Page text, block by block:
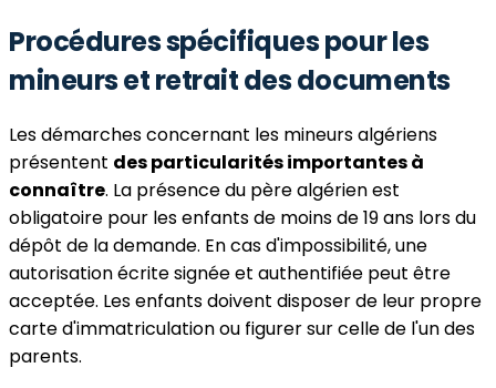
Procédures spécifiques pour les
mineurs et retrait des documents
Les démarches concernant les mineurs algériens
présentent des particularités importantes à
connaître. La présence du père algérien est
obligatoire pour les enfants de moins de 19 ans lors du
dépôt de la demande. En cas d'impossibilité, une
autorisation écrite signée et authentifiée peut être
acceptée. Les enfants doivent disposer de leur propre
carte d'immatriculation ou figurer sur celle de l'un des
parents.